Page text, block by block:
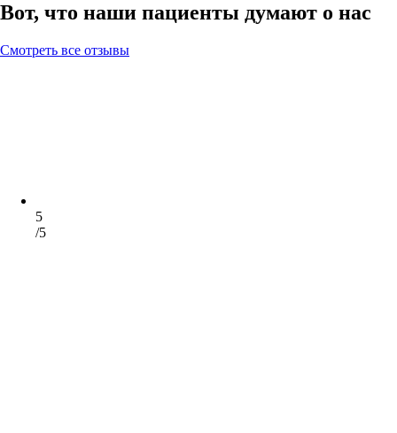
Вот, что наши пациенты думают о нас
Смотреть все отзывы
5
/5